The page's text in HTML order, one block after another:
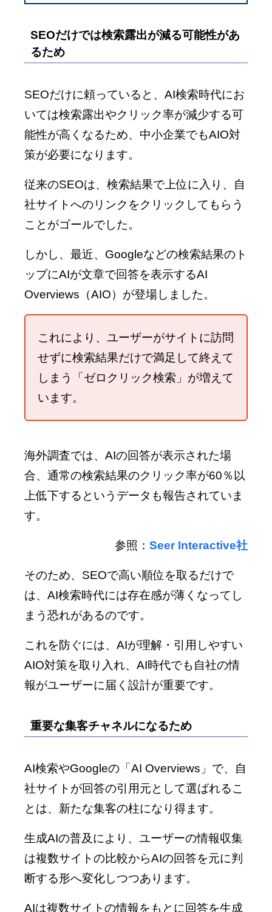
SEOだけでは検索露出が減る可能性があ
るため
SEOだけに頼っていると、AI検索時代にお
いては検索露出やクリック率が減少する可
能性が高くなるため、中小企業でもAIO対
策が必要になります。
従来のSEOは、検索結果で上位に入り、自
社サイトへのリンクをクリックしてもらう
ことがゴールでした。
しかし、最近、Googleなどの検索結果のト
ップにAIが文章で回答を表示するAI
Overviews（AIO）が登場しました。
これにより、ユーザーがサイトに訪問
せずに検索結果だけで満足して終えて
しまう「ゼロクリック検索」が増えて
います。
海外調査では、AIの回答が表示された場
合、通常の検索結果のクリック率が60％以
上低下するというデータも報告されていま
す。
参照： Seer Interactive社
そのため、SEOで高い順位を取るだけで
は、AI検索時代には存在感が薄くなってし
まう恐れがあるのです。
これを防ぐには、AIが理解・引用しやすい
AIO対策を取り入れ、AI時代でも自社の情
報がユーザーに届く設計が重要です。
重要な集客チャネルになるため
AI検索やGoogleの「AI Overviews」で、自
社サイトが回答の引用元として選ばれるこ
とは、新たな集客の柱になり得ます。
生成AIの普及により、ユーザーの情報収集
は複数サイトの比較からAIの回答を元に判
断する形へ変化しつつあります。
AIは複数サイトの情報をもとに回答を生成